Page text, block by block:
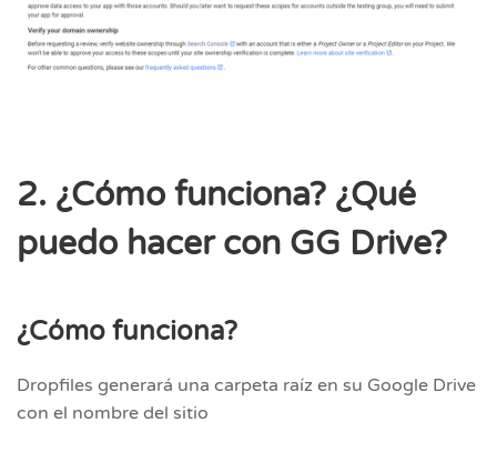
2. ¿Cómo funciona? ¿Qué
puedo hacer con GG Drive?
¿Cómo funciona?
Dropfiles generará una carpeta raíz en su Google Drive
con el nombre del sitio